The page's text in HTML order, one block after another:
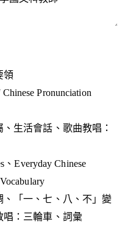
領
Pronunciation
生活會話、歌曲教唱：
、Everyday Chinese
「一、七、八、不」變
唱：三輪車、詞彙